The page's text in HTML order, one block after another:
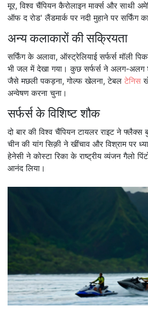
मूर, विश्व चैंपियन कैरोलाइन मार्क्स और साथी
ऑफ द रोड' लैंडमार्क पर नदी मुहाने पर सर्फिंग
अन्य कलाकारों की सक्रियता
सर्फिंग के अलावा, ऑस्ट्रेलियाई सर्फर्स मॉली
भी जल में देखा गया। कुछ सर्फर्स ने अलग-अलग
जैसे मछली पकड़ना, गोल्फ खेलना, टेबल टेनिस
अन्वेषण करना चुना।
सर्फर्स के विशिष्ट शौक
दो बार की विश्व चैंपियन टायलर राइट ने फ्लैक्स
चीन की यांग सिक़ी ने खींचाव और विश्राम पर
हेनेसी ने कोस्टा रिका के राष्ट्रीय व्यंजन गैलो
आनंद लिया।